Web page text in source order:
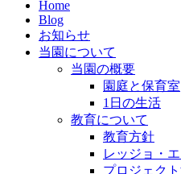
Home
Blog
お知らせ
当園について
当園の概要
園庭と保育室
1日の生活
教育について
教育方針
レッジョ・
プロジェク